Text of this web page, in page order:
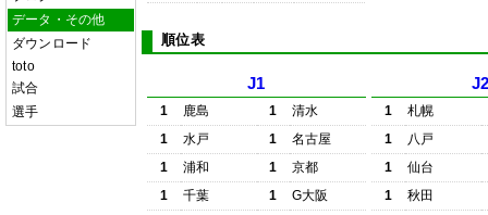
データ・その他
ダウンロード
toto
試合
選手
順位表
J1
1 鹿島 1
清水
1
水戸 1
名古屋
1
浦和 1
京都
1
千葉 1
G大阪
1
札幌
1
八戸
1
仙台
1
秋田